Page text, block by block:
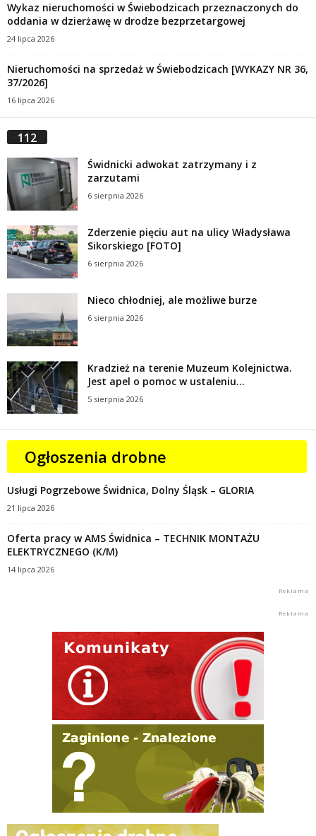
Wykaz nieruchomości w Świebodzicach przeznaczonych do
oddania w dzierżawę w drodze bezprzetargowej
24 lipca 2026
Nieruchomości na sprzedaż w Świebodzicach [WYKAZY NR 36,
37/2026]
16 lipca 2026
112
Świdnicki adwokat zatrzymany i z
zarzutami
6 sierpnia 2026
Zderzenie pięciu aut na ulicy Władysława
Sikorskiego [FOTO]
6 sierpnia 2026
Nieco chłodniej, ale możliwe burze
6 sierpnia 2026
Kradzież na terenie Muzeum Kolejnictwa.
Jest apel o pomoc w ustaleniu...
5 sierpnia 2026
Ogłoszenia drobne
Usługi Pogrzebowe Świdnica, Dolny Śląsk – GLORIA
21 lipca 2026
Oferta pracy w AMS Świdnica – TECHNIK MONTAŻU
ELEKTRYCZNEGO (K/M)
14 lipca 2026